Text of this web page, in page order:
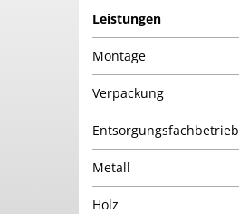
Leistungen
Montage
Verpackung
Entsorgungsfachbetrieb
Metall
Holz